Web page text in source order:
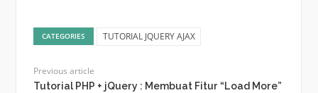
CATEGORIES TUTORIAL JQUERY AJAX
Previous article
Tutorial PHP + jQuery : Membuat Fitur “Load More”